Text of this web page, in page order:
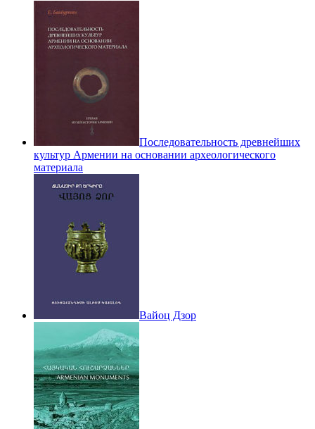
Последовательность древнейших
культур Армении на основании археологического
материала
Вайоц Дзор